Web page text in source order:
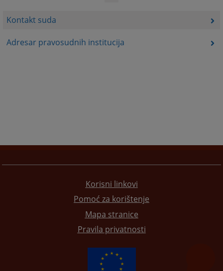
Kontakt suda
Adresar pravosudnih institucija
Korisni linkovi
Pomoć za korištenje
Mapa stranice
Pravila privatnosti